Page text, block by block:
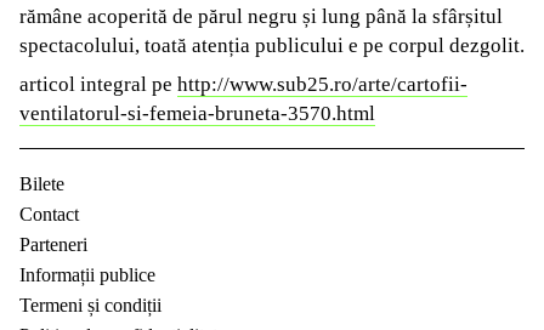
rămâne acoperită de părul negru și lung până la sfârșitul
spectacolului, toată atenția publicului e pe corpul dezgolit.
articol integral pe http://www.sub25.ro/arte/cartofii-
ventilatorul-si-femeia-bruneta-3570.html
Bilete
Contact
Parteneri
Informații publice
Termeni și condiții